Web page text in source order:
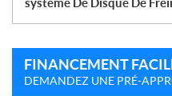
FINANCEMENT
DEMANDEZ UNE PRÉ-